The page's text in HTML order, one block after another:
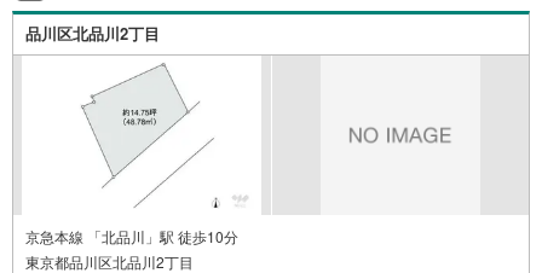
品川区北品川2丁目
京急本線 「北品川」駅 徒歩10分
東京都品川区北品川2丁目